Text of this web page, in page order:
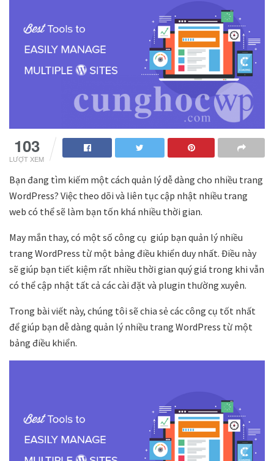
103
LƯỢT XEM
Bạn đang tìm kiếm một cách quản lý dễ dàng cho nhiều trang
WordPress? Việc theo dõi và liên tục cập nhật nhiều trang
web có thể sẽ làm bạn tốn khá nhiều thời gian.
May mắn thay, có một số công cụ giúp bạn quản lý nhiều
trang WordPress từ một bảng điều khiển duy nhất. Điều này
sẽ giúp bạn tiết kiệm rất nhiều thời gian quý giá trong khi vẫn
có thể cập nhật tất cả các cài đặt và plugin thường xuyên.
Trong bài viết này, chúng tôi sẽ chia sẻ các công cụ tốt nhất
để giúp bạn dễ dàng quản lý nhiều trang WordPress từ một
bảng điều khiển.